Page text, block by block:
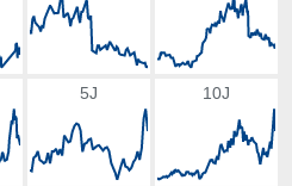
5J 10J